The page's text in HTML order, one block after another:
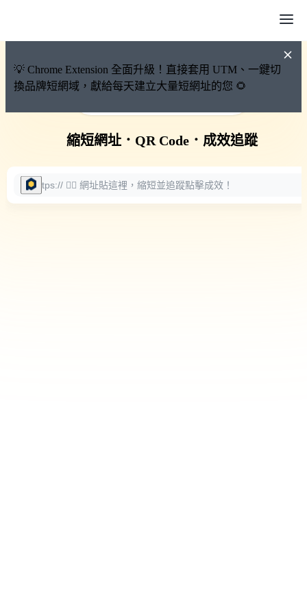
💡 Chrome Extension 全面升級！直接套用 UTM、一鍵切
換品牌短網域，獻給每天建立大量短網址的您 🌻
🚀 PicSee 短網址永久有效
縮短網址． QR Code． 成效追蹤